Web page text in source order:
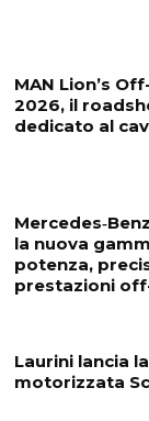
MAN Lion’s
2026, il
dedicato al
la nuova
potenza,
prestazioni
Laurini lancia
motorizzata